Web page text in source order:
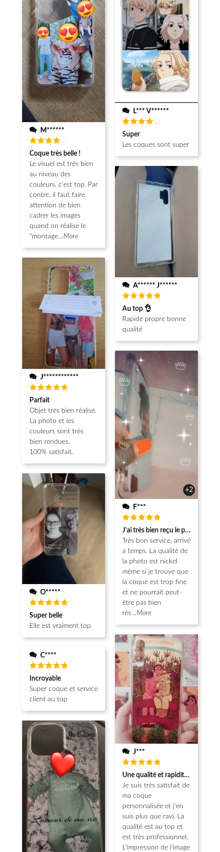
M******
Note4
sur 5
Coque très belle !
Le visuel est très bien
au niveau des
couleurs, c'est top. Par
contre, il faut faire
attention de bien
cadrer les images
quand on réalise le
"montage...More
J************
Note5
sur 5
Parfait
Objet très bien réalisé.
La photo et les
couleurs sont très
bien rendues.
100% satisfait.
O*****
Note 5
sur 5
Super belle
Elle est vraiment top
C****
Note5
sur 5
Incroyable
Super coque et service
client au top
L*** V******
Note
sur 5
Super
Les coques sont super
A****** J******
Note5
sur 5
Au top 👌
Rapide propre bonne
qualité
+2
F***
Note5
sur 5
J'ai très bien reçu le produit.
Très bon service, arrivé
a temps. La qualité de
la photo est nickel
même si je trouve que
la coque est trop fine
et ne pourrait peut-
être pas bien
rés...More
J***
Note5
sur 5
Une qualité et rapidité au top!
Je suis très satisfait de
ma coque
personnalisée et j'en
suis plus que ravi. La
qualité est au top et
est très professionnel.
L'impression de l'image